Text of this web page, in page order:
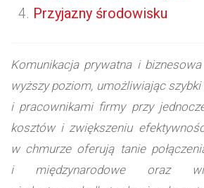
Przyjazny środowisku
Komunikacja prywatna i
wyższy poziom, umożliwiając
i pracownikami firmy przy
kosztów i zwiększeniu
w chmurze oferują tanie
i międzynarodowe oraz